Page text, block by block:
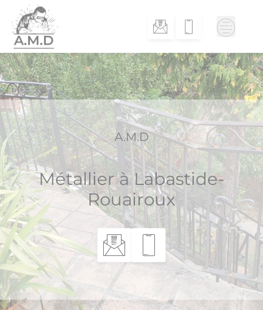
content
A.M.D
Métallier à Labastide-
Rouairoux